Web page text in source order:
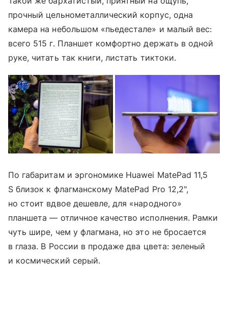
прочный цельнометаллический корпус, одна
камера на небольшом «пьедестале» и малый вес:
всего 515 г. Планшет комфортно держать в одной
руке, читать так книги, листать тиктоки.
По габаритам и эргономике Huawei MatePad 11,5
S близок к флагманскому MatePad Pro 12,2",
но стоит вдвое дешевле, для «народного»
планшета — отличное качество исполнения. Рамки
чуть шире, чем у флагмана, но это не бросается
в глаза. В России в продаже два цвета: зеленый
и космический серый.